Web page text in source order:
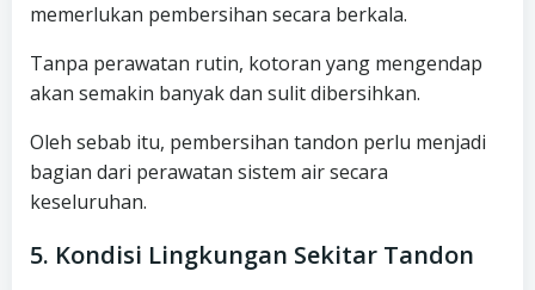
memerlukan pembersihan secara berkala.
Tanpa perawatan rutin, kotoran yang mengendap
akan semakin banyak dan sulit dibersihkan.
Oleh sebab itu, pembersihan tandon perlu menjadi
bagian dari perawatan sistem air secara
keseluruhan.
5. Kondisi Lingkungan Sekitar Tandon